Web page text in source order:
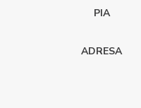
PIA
ADRESA